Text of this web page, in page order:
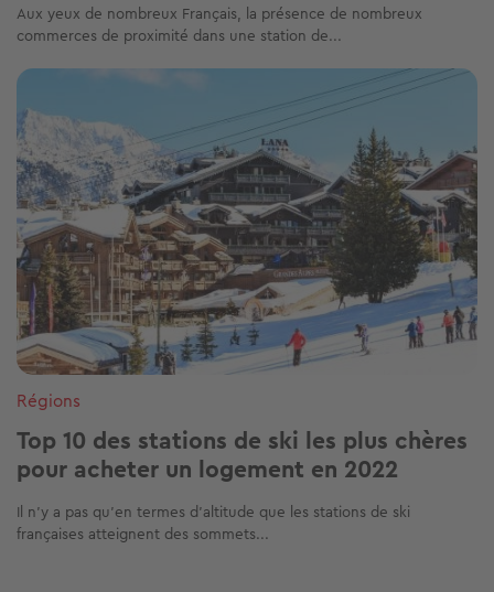
Aux yeux de nombreux Français, la présence de nombreux
commerces de proximité dans une station de...
Image
Régions
Top 10 des stations de ski les plus chères
pour acheter un logement en 2022
Il n’y a pas qu’en termes d’altitude que les stations de ski
françaises atteignent des sommets...